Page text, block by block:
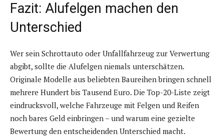
Fazit: Alufelgen machen den
Unterschied
Wer sein Schrottauto oder Unfallfahrzeug zur Verwertung
abgibt, sollte die Alufelgen niemals unterschätzen.
Originale Modelle aus beliebten Baureihen bringen schnell
mehrere Hundert bis Tausend Euro. Die Top-20-Liste zeigt
eindrucksvoll, welche Fahrzeuge mit Felgen und Reifen
noch bares Geld einbringen – und warum eine gezielte
Bewertung den entscheidenden Unterschied macht.